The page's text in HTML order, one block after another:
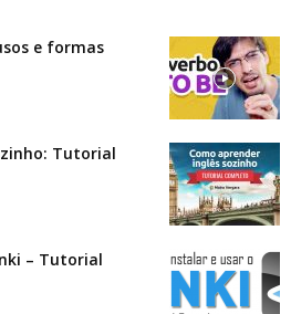
e formas
Tutorial
– Tutorial